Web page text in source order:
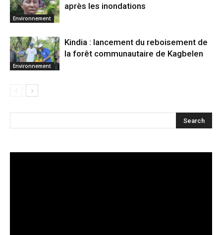
Environnement
après les inondations
Environnement
Kindia : lancement du reboisement de
la forêt communautaire de Kagbelen